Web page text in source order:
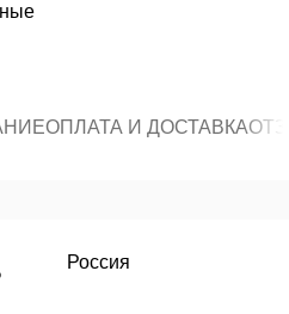
ОПЛАТА И ДОСТАВКА
Россия